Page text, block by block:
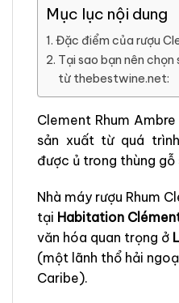
Mục lục nội dung
Đặc điểm của rượu
Tại sao bạn nên chọn
từ thebestwine.net:
Clement Rhum
sản xuất từ ​​quá
được ủ trong thùng gỗ
Nhà máy rượu Rhum
tại Habitation
văn hóa quan trọng ở
(một lãnh thổ hải
Caribe).